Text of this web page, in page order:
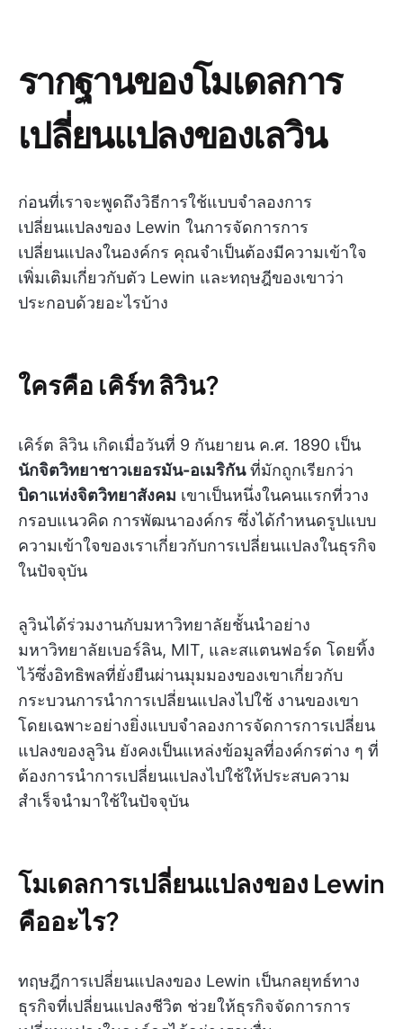
รากฐานของโมเดลการ
เปลี่ยนแปลงของเลวิน
ก่อนที่เราจะพูดถึงวิธีการใช้แบบจำลองการ
เปลี่ยนแปลงของ Lewin ในการจัดการการ
เปลี่ยนแปลงในองค์กร คุณจำเป็นต้องมีความเข้าใจ
เพิ่มเติมเกี่ยวกับตัว Lewin และทฤษฎีของเขาว่า
ประกอบด้วยอะไรบ้าง
ใครคือ เคิร์ท ลิวิน?
เคิร์ต ลิวิน เกิดเมื่อวันที่ 9 กันยายน ค.ศ. 1890 เป็น
นักจิตวิทยาชาวเยอรมัน-อเมริกันที่มักถูกเรียกว่า
บิดาแห่งจิตวิทยาสังคม เขาเป็นหนึ่งในคนแรกที่วาง
กรอบแนวคิด การพัฒนาองค์กร ซึ่งได้กำหนดรูปแบบ
ความเข้าใจของเราเกี่ยวกับการเปลี่ยนแปลงในธุรกิจ
ในปัจจุบัน
ลูวินได้ร่วมงานกับมหาวิทยาลัยชั้นนำอย่าง
มหาวิทยาลัยเบอร์ลิน, MIT, และสแตนฟอร์ด โดยทิ้ง
ไว้ซึ่งอิทธิพลที่ยั่งยืนผ่านมุมมองของเขาเกี่ยวกับ
กระบวนการนำการเปลี่ยนแปลงไปใช้ งานของเขา
โดยเฉพาะอย่างยิ่งแบบจำลองการจัดการการเปลี่ยน
แปลงของลูวิน ยังคงเป็นแหล่งข้อมูลที่องค์กรต่าง ๆ ที่
ต้องการนำการเปลี่ยนแปลงไปใช้ให้ประสบความ
สำเร็จนำมาใช้ในปัจจุบัน
โมเดลการเปลี่ยนแปลงของ Lewin
คืออะไร?
ทฤษฎีการเปลี่ยนแปลงของ Lewin เป็นกลยุทธ์ทาง
ธุรกิจที่เปลี่ยนแปลงชีวิต ช่วยให้ธุรกิจจัดการการ